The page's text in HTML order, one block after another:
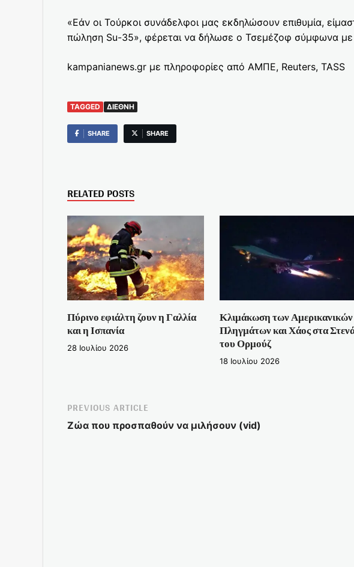
«Εάν οι Τούρκοι συνάδελφοι μας εκδηλώσουν επιθυμία,
πώληση Su-35», φέρεται να δήλωσε ο Τσεμέζοφ σύμφωνα με
kampanianews.gr με πληροφορίες από ΑΜΠΕ, Reuters, TASS
TAGGED ΔΙΕΘΝΉ
SHARE SHARE
RELATED POSTS
Πύρινο εφιάλτη ζουν η Γαλλία
και η Ισπανία
28 Ιουλίου 2026
Κλιμάκωση των Αμερικανικών
Πληγμάτων και Χάος στα
του Ορμούζ
18 Ιουλίου 2026
PREVIOUS ARTICLE
Ζώα που προσπαθούν να μιλήσουν (vid)